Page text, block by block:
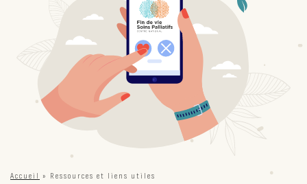
Accueil » Ressources et liens utiles